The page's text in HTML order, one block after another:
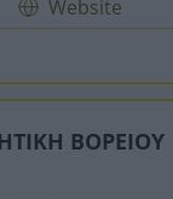
Website
ΒΟΡΕΙΟΥ